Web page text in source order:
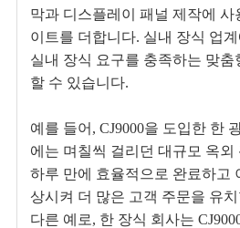
막과 디스플레이 패널 제작에
이트를 더합니다. 실내 장식 업
실내 장식 요구를 충족하는 맞
할 수 있습니다.
예를 들어, CJ9000을 도입한 한
에는 며칠씩 걸리던 대규모 옥외
하루 만에 효율적으로 완료하고
상시켜 더 많은 고객 주문을 유
다른 예로, 한 장식 회사는